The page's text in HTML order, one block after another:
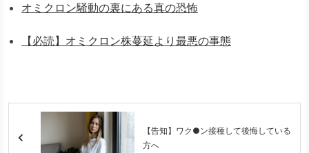
オミクロン騒動の裏にある真の恐怖
【必読】オミクロン株蔓延より最悪の事態
【告知】ワク●ン接種して後悔している
方へ